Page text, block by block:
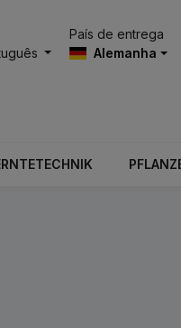
País de entrega
Alemanha